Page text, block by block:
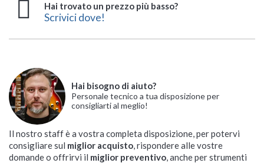
Hai trovato un prezzo più basso?
Scrivici dove!
Hai bisogno di aiuto?
Personale tecnico a tua disposizione per
consigliarti al meglio!
Il nostro staff è a vostra completa disposizione, per potervi
consigliare sul miglior acquisto, rispondere alle vostre
domande o offrirvi il miglior preventivo, anche per strumenti